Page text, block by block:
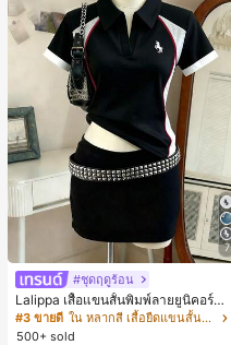
7
#ชุดฤดูร้อน
Lalippa เสื้อแขนสั้นพิมพ์ลายยูนิคอร์นล
ายทางสีตัดกันสำหรับผู้หญิง สไตล์วิทย
าลัย
#3 ขายดี
ใน หลากสี เสื้อยืดแขนสั้นเนื้อนุ่มสำหรับใส่ทุกวัน
500+ sold